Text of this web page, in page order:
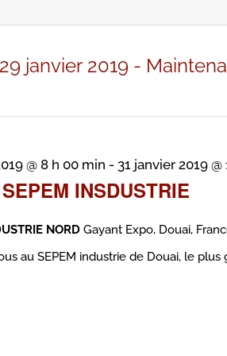
29 janvier 2019 -
@ 8 h 00 min - 31 janvier 2019
INSDUSTRIE
NORDGayant Expo, Douai,
au SEPEM industrie de Douai, le plus